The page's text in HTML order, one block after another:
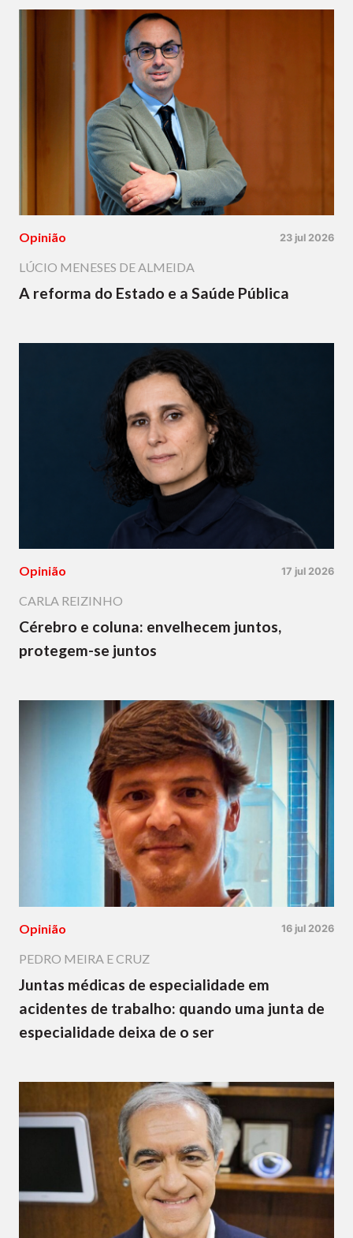
Opinião 23 jul 2026
LÚCIO MENESES DE ALMEIDA
A reforma do Estado e a Saúde Pública
Opinião 17 jul 2026
CARLA REIZINHO
Cérebro e coluna: envelhecem juntos,
protegem-se juntos
Opinião 16 jul 2026
PEDRO MEIRA E CRUZ
Juntas médicas de especialidade em
acidentes de trabalho: quando uma junta de
especialidade deixa de o ser